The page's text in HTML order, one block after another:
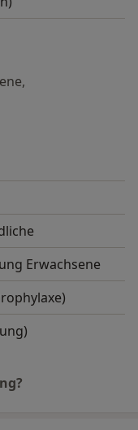
Erwachsene